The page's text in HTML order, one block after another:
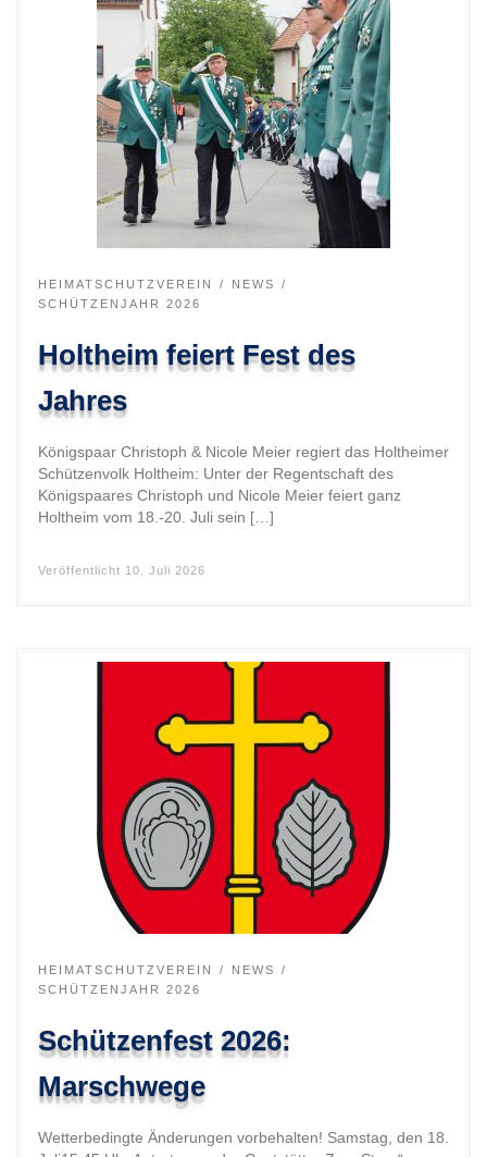
HEIMATSCHUTZVEREIN
NEWS
SCHÜTZENJAHR 2026
Holtheim feiert Fest des
Jahres
Königspaar Christoph & Nicole Meier regiert das Holtheimer
Schützenvolk Holtheim: Unter der Regentschaft des
Königspaares Christoph und Nicole Meier feiert ganz
Holtheim vom 18.-20. Juli sein […]
Veröffentlicht 10. Juli 2026
HEIMATSCHUTZVEREIN
NEWS
SCHÜTZENJAHR 2026
Schützenfest 2026:
Marschwege
Wetterbedingte Änderungen vorbehalten! Samstag, den 18.